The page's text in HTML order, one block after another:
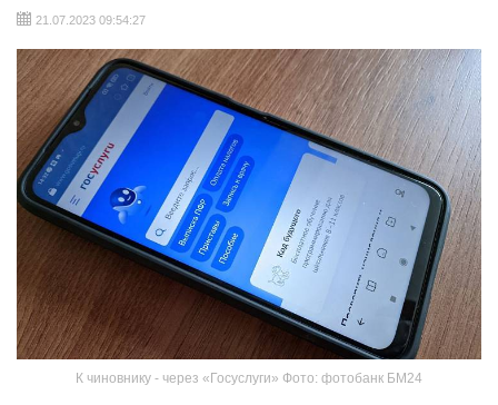
21.07.2023 09:54:27
К чиновнику - через «Госуслуги» Фото: фотобанк БМ24